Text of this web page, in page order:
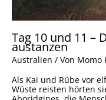
Tag 10 und 11 –
austanzen
Australien / Von Momo
Als Kai und Rübe vor
Wüste reisten hörten